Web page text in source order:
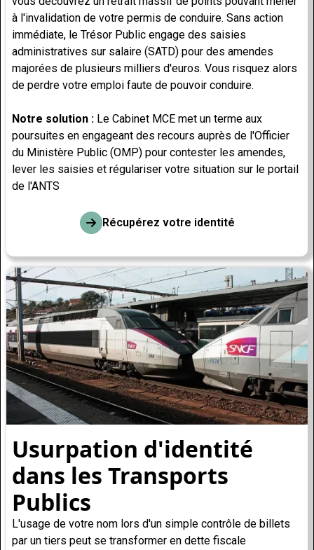
à l'invalidation de votre permis de conduire. Sans action
immédiate, le Trésor Public engage des saisies
administratives sur salaire (SATD) pour des amendes
majorées de plusieurs milliers d'euros. Vous risquez alors
de perdre votre emploi faute de pouvoir conduire.
Notre solution : Le Cabinet MCE met un terme aux
poursuites en engageant des recours auprès de l'Officier
du Ministère Public (OMP) pour contester les amendes,
lever les saisies et régulariser votre situation sur le portail
de l'ANTS
Récupérez votre identité
Usurpation d'identité
dans les Transports
Publics
L'usage de votre nom lors d'un simple contrôle de billets
par un tiers peut se transformer en dette fiscale